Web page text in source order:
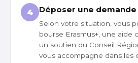
4 Déposer une
Selon votre situation, vous
bourse Erasmus+, une aide
un soutien du Conseil
vous accompagne dans les